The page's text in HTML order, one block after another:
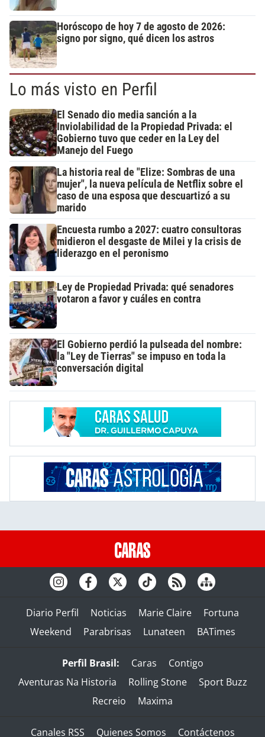
Horóscopo de hoy 7 de agosto de 2026:
signo por signo, qué dicen los astros
Lo más visto en Perfil
El Senado dio media sanción a la
Inviolabilidad de la Propiedad Privada: el
Gobierno tuvo que ceder en la Ley del
Manejo del Fuego
La historia real de "Elize: Sombras de una
mujer", la nueva película de Netflix sobre el
caso de una esposa que descuartizó a su
marido
Encuesta rumbo a 2027: cuatro consultoras
midieron el desgaste de Milei y la crisis de
liderazgo en el peronismo
Ley de Propiedad Privada: qué senadores
votaron a favor y cuáles en contra
El Gobierno perdió la pulseada del nombre:
la "Ley de Tierras" se impuso en toda la
conversación digital
Diario Perfil Noticias Marie Claire
Fortuna
Weekend
Parabrisas Lunateen BATimes
Perfil Brasil: Caras
Contigo
Aventuras Na Historia
Rolling Stone
Sport Buzz
Recreio
Maxima
Canales RSS Quienes Somos Contáctenos